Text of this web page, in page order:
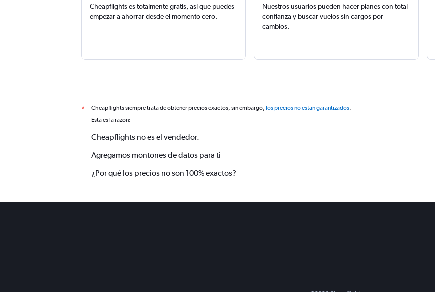
Cheapflights es totalmente gratis, así que puedes
empezar a ahorrar desde el momento cero.
Nuestros usuarios pueden hacer planes con total
confianza y buscar vuelos sin cargos por
cambios.
* Cheapflights siempre trata de obtener precios exactos, sin embargo, los precios no están garantizados.
Esta es la razón:
Cheapflights no es el vendedor.
Agregamos montones de datos para ti
¿Por qué los precios no son 100% exactos?